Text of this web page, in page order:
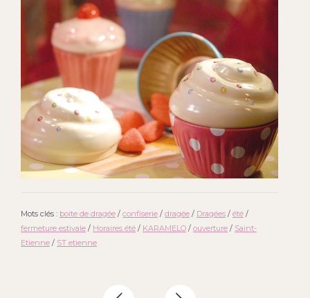
Mots clés : boite de dragée / confiserie / dragée / Dragées / été /
fermeture estivale / Horaires été / KARAMELO / ouverture / Saint-
Etienne / ST etienne